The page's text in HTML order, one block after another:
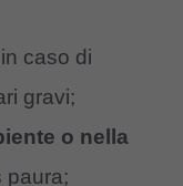
in caso di
gravi;
o nella
paura;